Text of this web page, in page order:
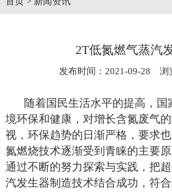
2T低氮燃气蒸汽
发布时间：2021-09-28 浏
随着国民生活水平的提高，国
境环保和健康，对增长含氮废气
视，环保趋势的日渐严格，要求
氮燃烧技术逐渐受到青睐的主要
通过不断的努力探索与实践，把
汽发生器制造技术结合成功，符